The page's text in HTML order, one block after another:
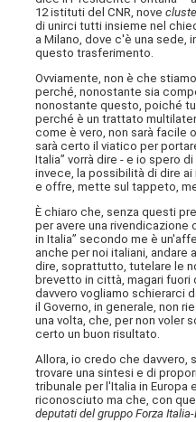
12 istituti del CNR, nove
di unirci tutti insieme nel
a Milano, dove c'è una sede,
questo trasferimento.
Ovviamente, non è che
perché, nonostante sia
nonostante questo, poiché
perché è un trattato
come è vero, non sarà facile
sarà certo il viatico per
Italia” vorrà dire - e io spero
invece, la possibilità di dire
e offre, mette sul tappeto,
È chiaro che, senza questi
per avere una rivendicazione
in Italia” secondo me è
anche per noi italiani,
dire, soprattutto, tutelare le
brevetto in città, magari
davvero vogliamo schierarci
il Governo, in generale, non
una volta, che, per non voler
certo un buon risultato.
Allora, io credo che davvero,
trovare una sintesi e di
tribunale per l'Italia in
riconosciuto ma che, con
deputati del gruppo Forza